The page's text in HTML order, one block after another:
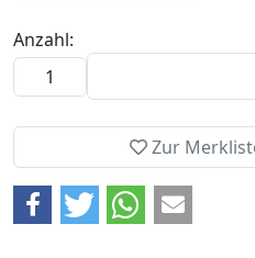
Anzahl:
Zur